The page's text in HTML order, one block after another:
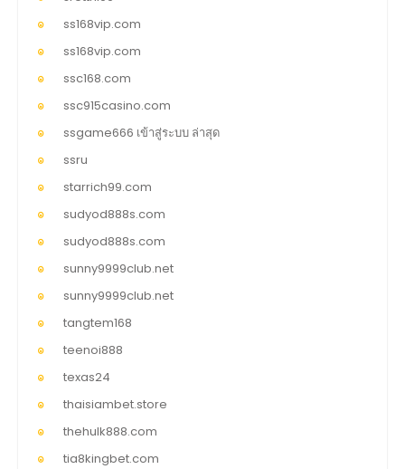
ss168vip.com
ss168vip.com
ssc168.com
ssc915casino.com
ssgame666 เข้าสู่ระบบ ล่าสุด
ssru
starrich99.com
sudyod888s.com
sudyod888s.com
sunny9999club.net
sunny9999club.net
tangtem168
teenoi888
texas24
thaisiambet.store
thehulk888.com
tia8kingbet.com